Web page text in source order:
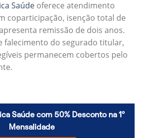
Saúde oferece atendimento
coparticipação, isenção total de
remissão de dois anos.
falecimento do segurado titular,
permanecem cobertos pelo
Saúde com 50% Desconto na 1º
Mensalidade